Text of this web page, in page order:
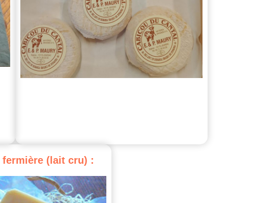
fermière (lait cru) :